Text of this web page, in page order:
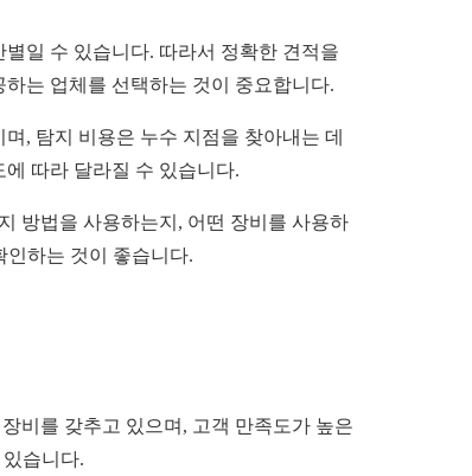
일 수 있습니다. 따라서 정확한 견적을
는 업체를 선택하는 것이 중요합니다.
, 탐지 비용은 누수 지점을 찾아내는 데
따라 달라질 수 있습니다.
방법을 사용하는지, 어떤 장비를 사용하
인하는 것이 좋습니다.
비를 갖추고 있으며, 고객 만족도가 높은
습니다.